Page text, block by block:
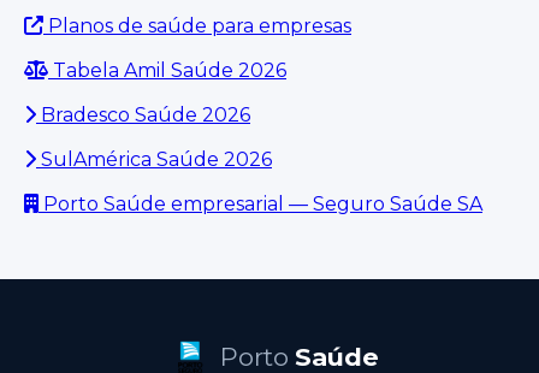
Planos de saúde para empresas
Tabela Amil Saúde 2026
Bradesco Saúde 2026
SulAmérica Saúde 2026
Porto Saúde empresarial — Seguro Saúde SA
Porto Saúde